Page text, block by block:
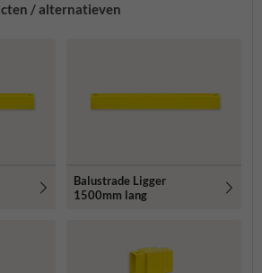
/ alternatieven
Balustrade Ligger
1500mm lang